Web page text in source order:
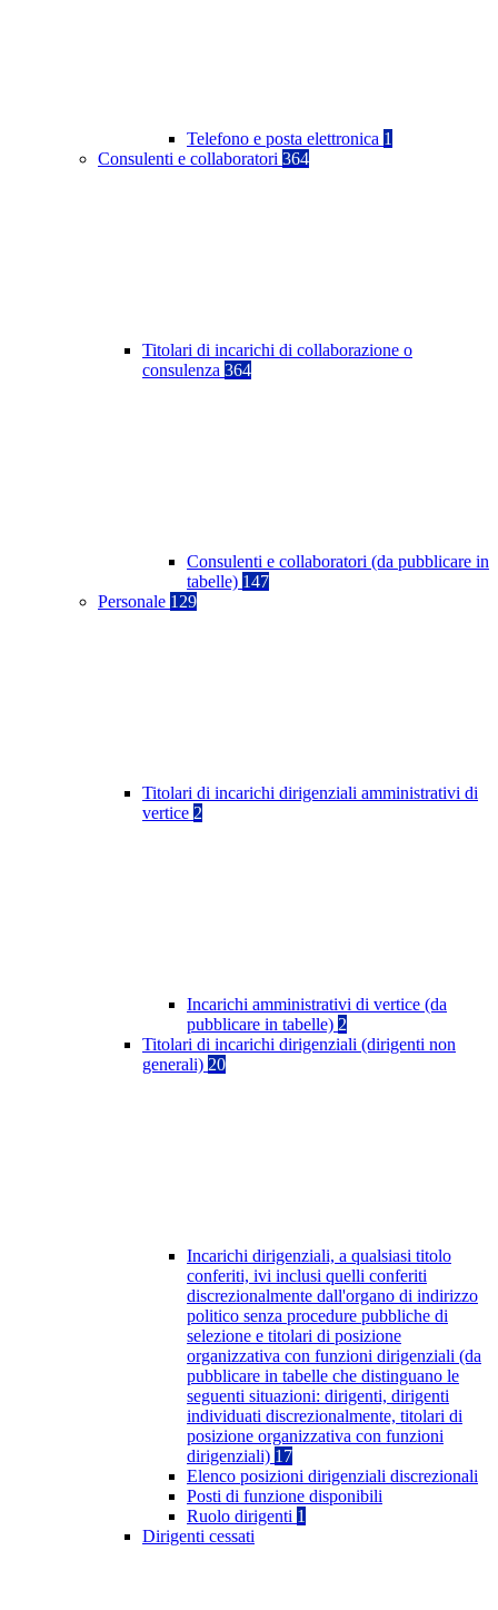
Telefono e posta elettronica 1
Consulenti e collaboratori 364
Titolari di incarichi di collaborazione o
consulenza 364
Consulenti e collaboratori (da pubblicare in
tabelle) 147
Personale 129
Titolari di incarichi dirigenziali amministrativi di
vertice 2
Incarichi amministrativi di vertice (da
pubblicare in tabelle) 2
Titolari di incarichi dirigenziali (dirigenti non
generali) 20
Incarichi dirigenziali, a qualsiasi titolo
conferiti, ivi inclusi quelli conferiti
discrezionalmente dall'organo di indirizzo
politico senza procedure pubbliche di
selezione e titolari di posizione
organizzativa con funzioni dirigenziali (da
pubblicare in tabelle che distinguano le
seguenti situazioni: dirigenti, dirigenti
individuati discrezionalmente, titolari di
posizione organizzativa con funzioni
dirigenziali) 17
Elenco posizioni dirigenziali discrezionali
Posti di funzione disponibili
Ruolo dirigenti 1
Dirigenti cessati